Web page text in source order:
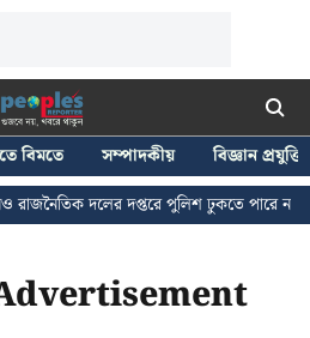
বিমতে সম্পাদকীয়
বিজ্ঞান প্রযুক্তি
দলের দপ্তরে পুলিশ ঢুকতে পারে না -